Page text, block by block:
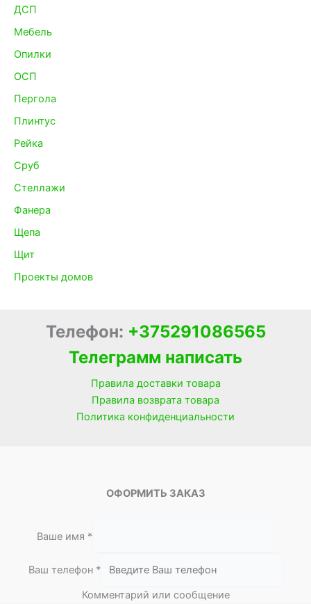
ДСП
Мебель
Опилки
ОСП
Пергола
Плинтус
Рейка
Сруб
Стеллажи
Фанера
Щепа
Щит
Проекты домов
Телефон: +375291086565
Телеграмм написать
Правила доставки товара
Правила возврата товара
Политика конфиденциальности
ОФОРМИТЬ ЗАКАЗ
Ваше имя *
и
Ваш телефон *
Комментарий или сообщение